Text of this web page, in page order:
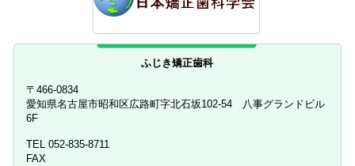
ふじき矯正歯科
〒466-0834
愛知県名古屋市昭和区広路町字北石坂102-54 八事グランドビル
6F
TEL 052-835-8711
FAX